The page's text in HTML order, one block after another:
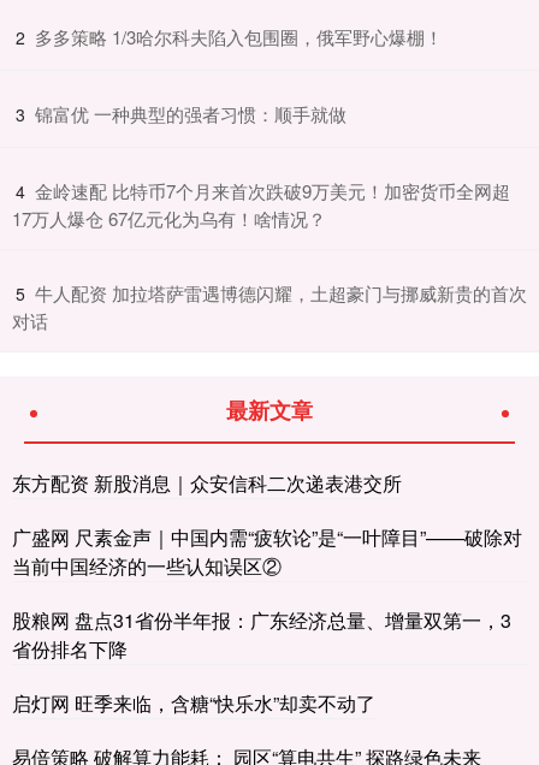
2 ​多多策略 1/3哈尔科夫陷入包围圈，俄军野心爆棚！
3 ​锦富优 一种典型的强者习惯：顺手就做
4 ​金岭速配 比特币7个月来首次跌破9万美元！加密货币全网超
17万人爆仓 67亿元化为乌有！啥情况？
5 ​牛人配资 加拉塔萨雷遇博德闪耀，土超豪门与挪威新贵的首次
对话
最新文章
东方配资 新股消息｜众安信科二次递表港交所
广盛网 尺素金声｜中国内需“疲软论”是“一叶障目”——破除对
当前中国经济的一些认知误区②
股粮网 盘点31省份半年报：广东经济总量、增量双第一，3
省份排名下降
启灯网 旺季来临，含糖“快乐水”却卖不动了
易倍策略 破解算力能耗： 园区“算电共生” 探路绿色未来